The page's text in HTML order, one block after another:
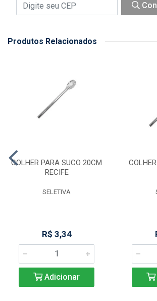
Produtos Relacionados
COLHER PARA SUCO 20CM
RECIFE
SELETIVA
R$ 3,34
Adicionar